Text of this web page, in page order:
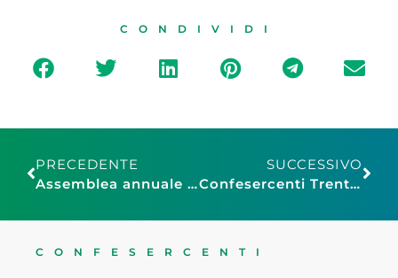
CONDIVIDI
PRECEDENTE
Assemblea annuale Confesercenti Modena 2024
SUCCESSIVO
Confesercenti Trentino: BITM al via al Muse di Trento con la Presidente Nazionale Patrizia De Luise, novità: per le scuole arriva il Premio BITM “I professionisti del turismo del futuro”
CONFESERCENTI